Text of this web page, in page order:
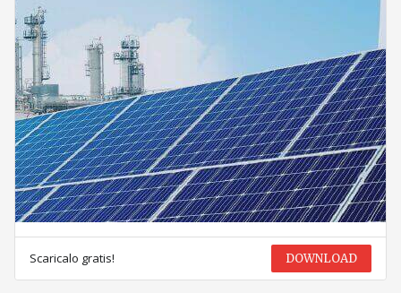
Scaricalo gratis! DOWNLOAD